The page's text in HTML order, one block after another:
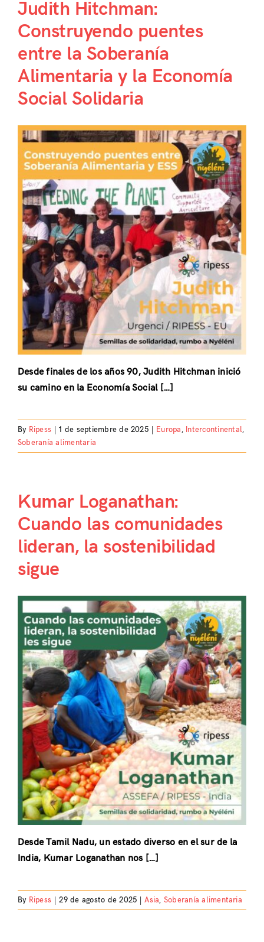
Judith Hitchman:
Construyendo puentes
entre la Soberanía
Alimentaria y la Economía
Social Solidaria
Desde finales de los años 90, Judith Hitchman inició
su camino en la Economía Social […]
By Ripess 1 de septiembre de 2025 Europa, Intercontinental,
Soberanía alimentaria
Kumar Loganathan:
Cuando las comunidades
lideran, la sostenibilidad
sigue
Desde Tamil Nadu, un estado diverso en el sur de la
India, Kumar Loganathan nos […]
By Ripess 29 de agosto de 2025 Asia, Soberanía alimentaria